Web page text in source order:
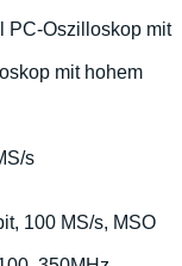
mit hohem
s
100 MS/s, MSO